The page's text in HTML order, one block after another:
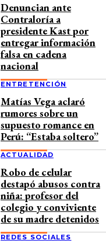
Denuncian ante
Contraloría a
presidente Kast por
entregar información
falsa en cadena
nacional
ENTRETENCIÓN
Matías Vega aclaró
rumores sobre un
supuesto romance en
Perú: “Estaba soltero”
ACTUALIDAD
Robo de celular
destapó abusos contra
niña: profesor del
colegio y conviviente
de su madre detenidos
REDES SOCIALES